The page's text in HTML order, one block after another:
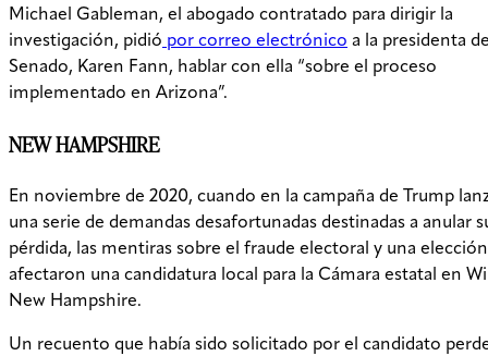
Michael Gableman, el abogado contratado para dirigir la
investigación, pidió por correo electrónico a la presidenta
Senado, Karen Fann, hablar con ella “sobre el proceso
implementado en Arizona”.
NEW HAMPSHIRE
En noviembre de 2020, cuando en la campaña de Trump
una serie de demandas desafortunadas destinadas a anular
pérdida, las mentiras sobre el fraude electoral y una
afectaron una candidatura local para la Cámara estatal en
New Hampshire.
Un recuento que había sido solicitado por el candidato